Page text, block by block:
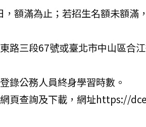
額滿為止；若招生名額未額滿
路三段67號或臺北市中山區合
錄公務人員終身學習時數。
網頁查詢及下載，網址https://